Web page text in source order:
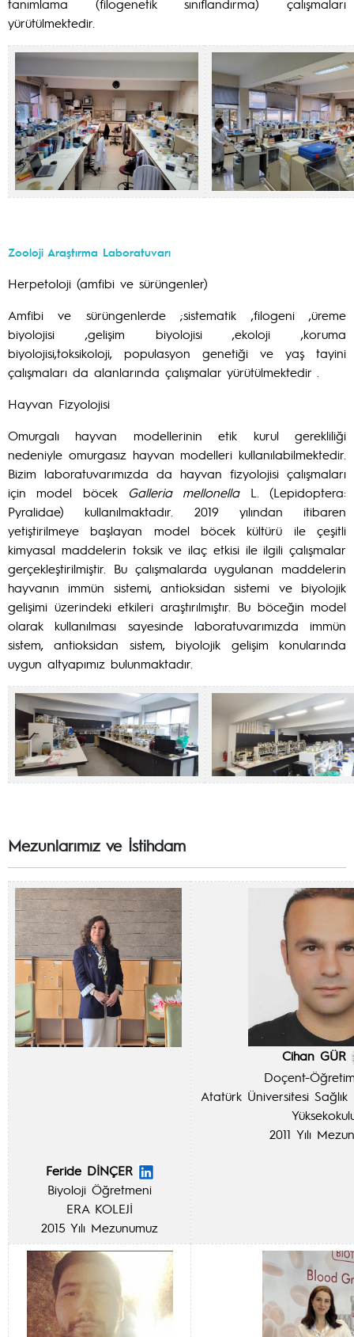
tanımlama (filogenetik sınıflandırma) çalışmaları
yürütülmektedir.
Zooloji Araştırma Laboratuvarı
Herpetoloji (amfibi ve sürüngenler)
Amfibi ve sürüngenlerde ;sistematik ,filogeni ,üreme
biyolojisi ,gelişim biyolojisi ,ekoloji ,koruma
biyolojisi,toksikoloji, populasyon genetiği ve yaş tayini
çalışmaları da alanlarında çalışmalar yürütülmektedir .
Hayvan Fizyolojisi
Omurgalı hayvan modellerinin etik kurul gerekliliği
nedeniyle omurgasız hayvan modelleri kullanılabilmektedir.
Bizim laboratuvarımızda da hayvan fizyolojisi çalışmaları
için model böcek Galleria mellonellaL. (Lepidoptera:
Pyralidae) kullanılmaktadır. 2019 yılından itibaren
yetiştirilmeye başlayan model böcek kültürü ile çeşitli
kimyasal maddelerin toksik ve ilaç etkisi ile ilgili çalışmalar
gerçekleştirilmiştir. Bu çalışmalarda uygulanan maddelerin
hayvanın immün sistemi, antioksidan sistemi ve biyolojik
gelişimi üzerindeki etkileri araştırılmıştır. Bu böceğin model
olarak kullanılması sayesinde laboratuvarımızda immün
sistem, antioksidan sistem, biyolojik gelişim konularında
uygun altyapımız bulunmaktadır.
Mezunlarımız ve İstihdam
Feride DİNÇER
Biyoloji Öğretmeni
ERA KOLEJİ
2015 Yılı Mezunumuz
Cihan GÜR
Doçent-
Atatürk Üniversitesi
2011 Yılı